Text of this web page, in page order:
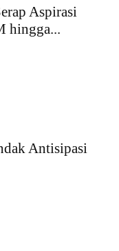
Aspirasi
hingga...
Antisipasi